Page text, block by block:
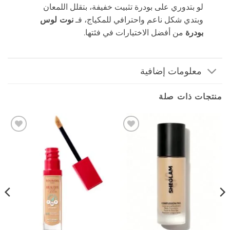
لو بتدوري على بودرة تثبيت خفيفة، بتقلل اللمعان
وبتدي شكل ناعم واحترافي للمكياج، فـنوت لوس
بودرة من أفضل الاختيارات في فئتها.
معلومات إضافية
منتجات ذات صلة